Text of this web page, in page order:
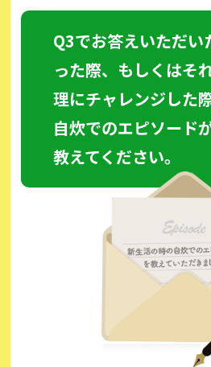
Q3でお答えいただい
った際、もしくはそ
理にチャレンジした
自炊でのエピソード
教えてください。